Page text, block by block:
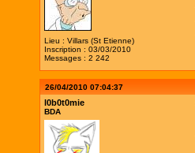
Lieu : Villars (St Etienne)
Inscription : 03/03/2010
Messages : 2 242
26/04/2010 07:04:37
l0b0t0mie
BDA